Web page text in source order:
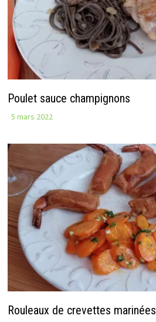
Poulet sauce champignons
5 mars 2022
Rouleaux de crevettes marinées